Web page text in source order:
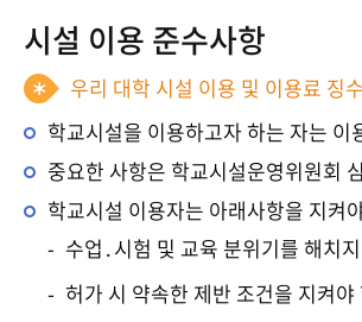
시설 이용 준수사항
우리 대학 시설 이용 및 이용료 징
학교시설을 이용하고자 하는 자는
중요한 사항은 학교시설운영위원회
학교시설 이용자는 아래사항을 지켜
수업․시험 및 교육 분위기를 해치
허가 시 약속한 제반 조건을 지켜야